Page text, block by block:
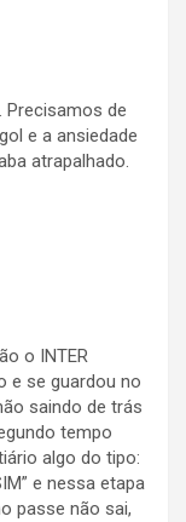
Precisamos de
e a ansiedade
atrapalhado.
o INTER
e se guardou no
saindo de trás
tempo
algo do tipo:
e nessa etapa
passe não sai,